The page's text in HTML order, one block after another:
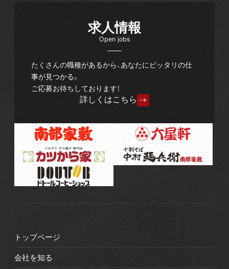
求人情報
Open jobs
たくさんの職種があるから、あなたにピッタリの仕
事が見つかる。
ご応募お待ちしております！
詳しくはこちら
トップページ
会社を知る